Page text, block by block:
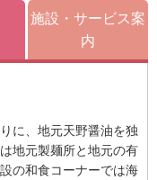
施設・サービス案
内
に、地元天野醤油を独
地元製麺所と地元の有
の和食コーナーでは海